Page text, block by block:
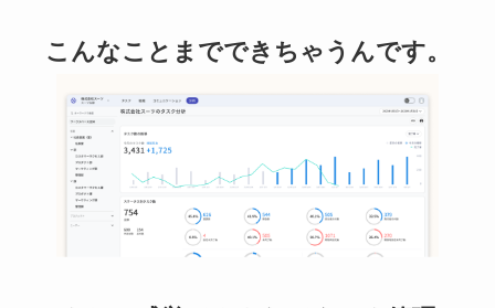
こんなことまでできちゃうんです。